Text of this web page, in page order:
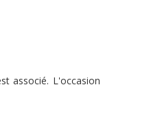
associé. L'occasion